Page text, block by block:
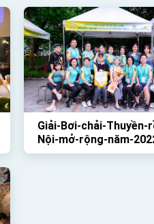
Giải-Bơi-chải-Thuyền-
Nội-mở-rộng-năm-